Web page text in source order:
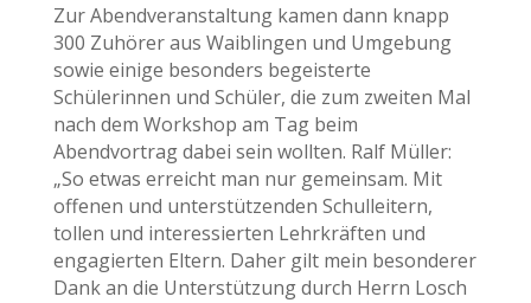
Zur Abendveranstaltung kamen dann knapp
300 Zuhörer aus Waiblingen und Umgebung
sowie einige besonders begeisterte
Schülerinnen und Schüler, die zum zweiten Mal
nach dem Workshop am Tag beim
Abendvortrag dabei sein wollten. Ralf Müller:
„So etwas erreicht man nur gemeinsam. Mit
offenen und unterstützenden Schulleitern,
tollen und interessierten Lehrkräften und
engagierten Eltern. Daher gilt mein besonderer
Dank an die Unterstützung durch Herrn Losch